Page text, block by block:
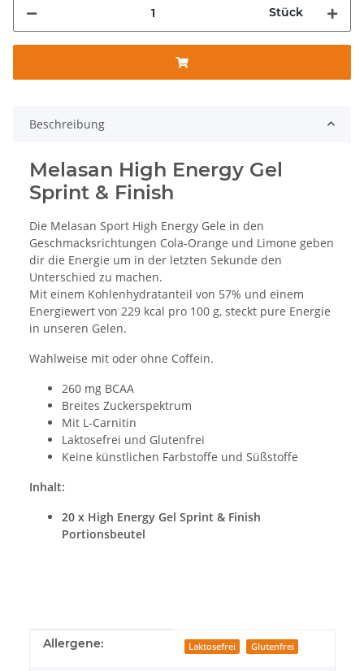
Stück
Beschreibung
Melasan High Energy Gel
Sprint & Finish
Die Melasan Sport High Energy Gele in den
Geschmacksrichtungen Cola-Orange und Limone geben
dir die Energie um in der letzten Sekunde den
Unterschied zu machen.
Mit einem Kohlenhydratanteil von 57% und einem
Energiewert von 229 kcal pro 100 g, steckt pure Energie
in unseren Gelen.
Wahlweise mit oder ohne Coffein.
260 mg BCAA
Breites Zuckerspektrum
Mit L-Carnitin
Laktosefrei und Glutenfrei
Keine künstlichen Farbstoffe und Süßstoffe
Inhalt:
20 x High Energy Gel Sprint & Finish
Portionsbeutel
Produkteigenschaft
Wert
Allergene: Laktosefrei Glutenfrei